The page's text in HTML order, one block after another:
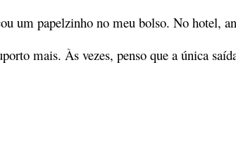
um papelzinho no meu bolso. No hotel,
mais. Às vezes, penso que a única